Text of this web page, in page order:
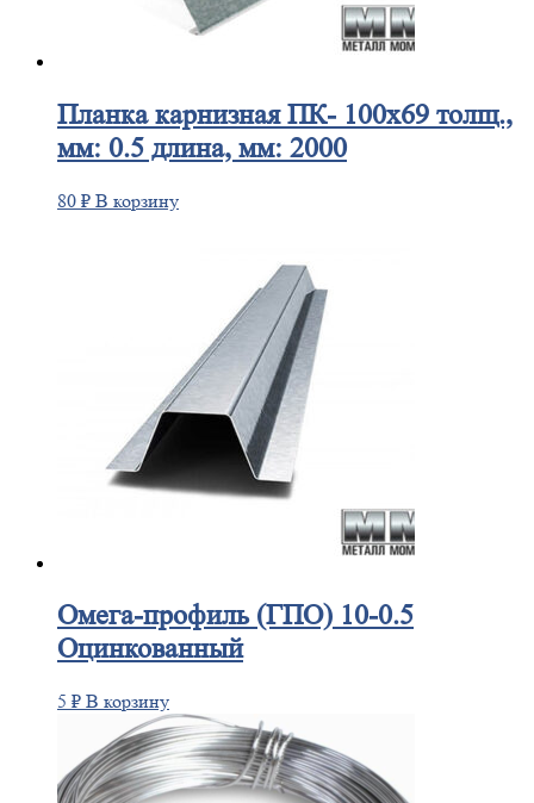
Планкакарнизная ПК- 100х69 толщ.,
мм: 0.5 длина, мм: 2000
80 ₽ В корзину
Омега-профиль(ГПО) 10-0.5
Оцинкованный
5 ₽ В корзину